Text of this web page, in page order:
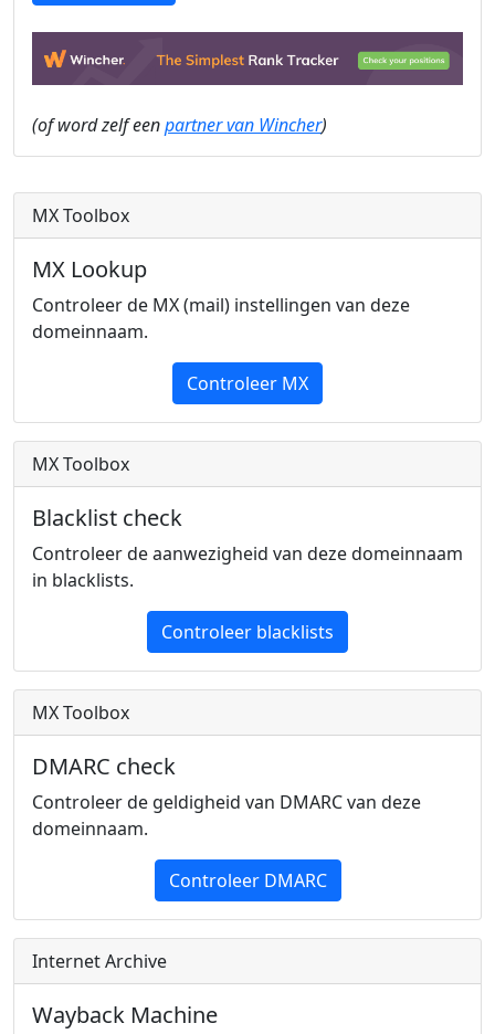
(of word zelf eenpartner van Wincher)
MX Toolbox
MX Lookup
Controleer de MX (mail) instellingen van deze
domeinnaam.
Controleer MX
MX Toolbox
Blacklist check
Controleer de aanwezigheid van deze domeinnaam
in blacklists.
Controleer blacklists
MX Toolbox
DMARC check
Controleer de geldigheid van DMARC van deze
domeinnaam.
Controleer DMARC
Internet Archive
Wayback Machine